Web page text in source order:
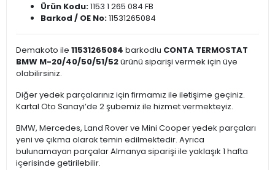
Ürün Kodu:1153 1 265 084 FB
Barkod / OE No:11531265084
Demakoto ile 11531265084 barkodlu CONTA TERMOSTAT
BMW M-20/40/50/51/52ürünü siparişi vermek için üye
olabilirsiniz.
Diğer yedek parçalarınız için firmamız ile iletişime geçiniz.
Kartal Oto Sanayi’de 2 şubemiz ile hizmet vermekteyiz.
BMW, Mercedes, Land Rover ve Mini Cooper yedek parçaları
yeni ve çıkma olarak temin edilmektedir. Ayrıca
bulunamayan parçalar Almanya siparişi ile yaklaşık 1 hafta
içerisinde getirilebilir.